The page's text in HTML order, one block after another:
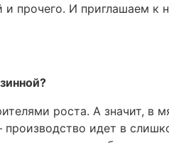
прочего. И приглашаем к
роста. А значит, в
идет в